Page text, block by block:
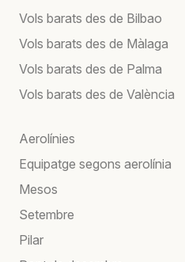
Vols barats des de Bilbao
Vols barats des de Màlaga
Vols barats des de Palma
Vols barats des de València
Aerolínies
Equipatge segons aerolínia
Mesos
Setembre
Pilar